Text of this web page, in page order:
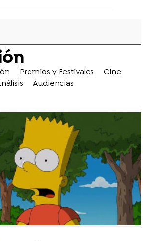
Premios y Festivales
Cine
Audiencias